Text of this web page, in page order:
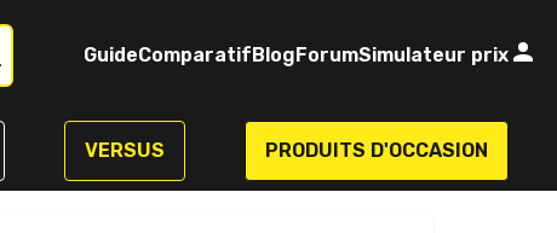
GuideComparatifBlogForumSimulateur prix
VERSUS PRODUITS D'OCCASION